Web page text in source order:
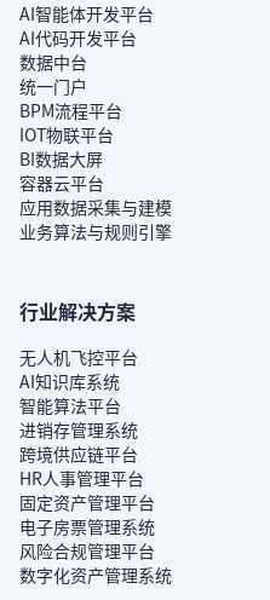
AI智能体开发平台
AI代码开发平台
数据中台
统一门户
BPM流程平台
IOT物联平台
BI数据大屏
容器云平台
应用数据采集与建模
业务算法与规则引擎
行业解决方案
无人机飞控平台
AI知识库系统
智能算法平台
进销存管理系统
跨境供应链平台
HR人事管理平台
固定资产管理平台
电子房票管理系统
风险合规管理平台
数字化资产管理系统